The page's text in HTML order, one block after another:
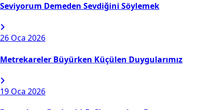
Seviyorum Demeden Sevdiğini Söylemek
26 Oca 2026
Metrekareler Büyürken Küçülen Duygularımız
19 Oca 2026